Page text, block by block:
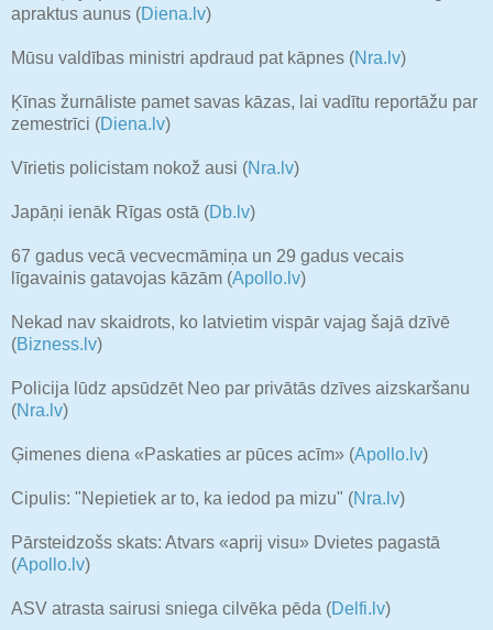
apraktus aunus (Diena.lv)
Mūsu valdības ministri apdraud pat kāpnes (Nra.lv)
Ķīnas žurnāliste pamet savas kāzas, lai vadītu reportāžu par
zemestrīci (Diena.lv)
Vīrietis policistam nokož ausi (Nra.lv)
Japāņi ienāk Rīgas ostā (Db.lv)
67 gadus vecā vecvecmāmiņa un 29 gadus vecais
līgavainis gatavojas kāzām (Apollo.lv)
Nekad nav skaidrots, ko latvietim vispār vajag šajā dzīvē
(Bizness.lv)
Policija lūdz apsūdzēt Neo par privātās dzīves aizskaršanu
(Nra.lv)
Ģimenes diena «Paskaties ar pūces acīm» (Apollo.lv)
Cipulis: "Nepietiek ar to, ka iedod pa mizu" (Nra.lv)
Pārsteidzošs skats: Atvars «aprij visu» Dvietes pagastā
(Apollo.lv)
ASV atrasta sairusi sniega cilvēka pēda (Delfi.lv)